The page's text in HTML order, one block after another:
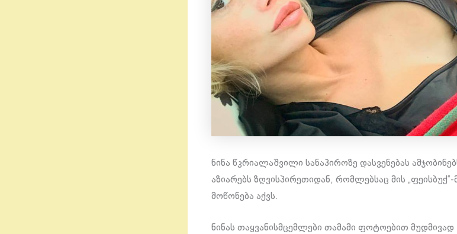
ნინა წკრიალაშვილი სანაპიროზე დასვენებას
აზიარებს ზღვისპირეთიდან, რომლებსაც მის
მოწონება აქვს.
ნინას თაყვანისმცემლები თამამი ფოტოებით მუდმივად